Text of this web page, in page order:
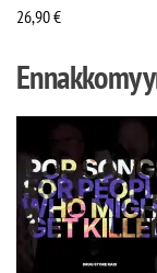
26,90€